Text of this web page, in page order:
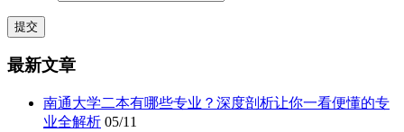
最新文章
南通大学二本有哪些专业？深度剖析让你一看便懂的专
业全解析 05/11